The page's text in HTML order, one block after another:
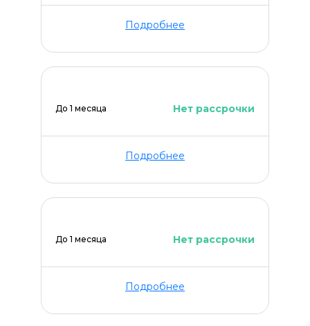
Подробнее
До 1 месяца Нет рассрочки
Подробнее
До 1 месяца Нет рассрочки
Подробнее